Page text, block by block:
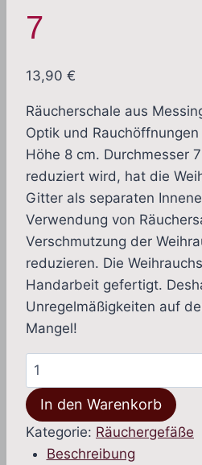
7
13,90 €
Räucherschale aus
Optik und
Höhe 8 cm. Durchmesser
reduziert wird, hat die
Gitter als separaten
Verwendung von
Verschmutzung der
reduzieren. Die
Handarbeit gefertigt.
Unregelmäßigkeiten auf
Mangel!
Räucherschale
mit
gehämmerter
Optik
D
In den Warenkorb
Kategorie: Räuchergefäße
Beschreibung